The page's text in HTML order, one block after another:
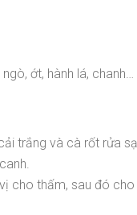
ớt, hành lá, chanh…
trắng và cà rốt rửa
cho thấm, sau đó